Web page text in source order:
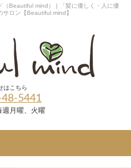
Beautiful mind） | 「髪に優しく・人に優
サロン【Beautiful mind】
はこちら
5441
週月曜、火曜